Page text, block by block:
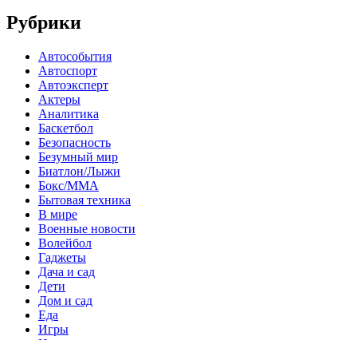
Рубрики
Автособытия
Автоспорт
Автоэксперт
Актеры
Аналитика
Баскетбол
Безопасность
Безумный мир
Биатлон/Лыжи
Бокс/MMA
Бытовая техника
В мире
Военные новости
Волейбол
Гаджеты
Дача и сад
Дети
Дом и сад
Еда
Игры